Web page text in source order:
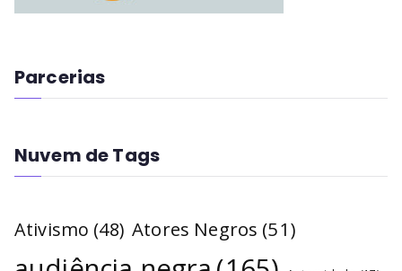
Parcerias
Nuvem de Tags
Ativismo (48) Atores Negros (51)